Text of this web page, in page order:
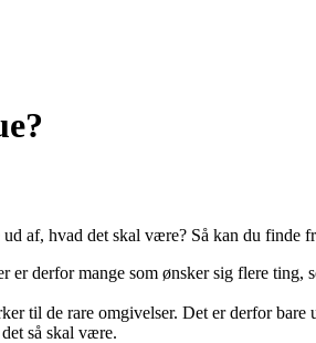
af, hvad det skal være? Så kan du finde
derfor mange som ønsker sig flere
til de rare omgivelser. Det er derfor
så skal være.